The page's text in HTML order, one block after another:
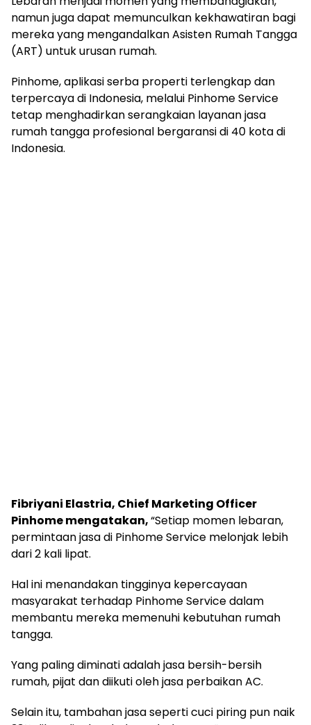
namun juga dapat memunculkan kekhawatiran bagi
mereka yang mengandalkan Asisten Rumah Tangga
(ART) untuk urusan rumah.
Pinhome, aplikasi serba properti terlengkap dan
terpercaya di Indonesia, melalui Pinhome Service
tetap menghadirkan serangkaian layanan jasa
rumah tangga profesional bergaransi di 40 kota di
Indonesia.
Fibriyani Elastria, Chief Marketing Officer
Pinhome mengatakan,“Setiap momen lebaran,
permintaan jasa di Pinhome Service melonjak lebih
dari 2 kali lipat.
Hal ini menandakan tingginya kepercayaan
masyarakat terhadap Pinhome Service dalam
membantu mereka memenuhi kebutuhan rumah
tangga.
Yang paling diminati adalah jasa bersih-bersih
rumah, pijat dan diikuti oleh jasa perbaikan AC.
Selain itu, tambahan jasa seperti cuci piring pun naik